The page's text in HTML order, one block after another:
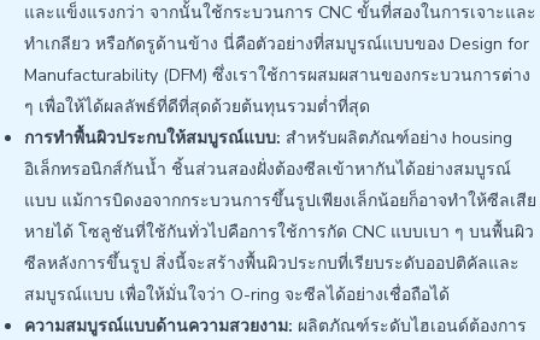
และแข็งแรงกว่า จากนั้นใช้กระบวนการ CNC ขั้นที่สองในการเจาะและ
ทำเกลียว หรือกัดรูด้านข้าง นี่คือตัวอย่างที่สมบูรณ์แบบของ Design for
Manufacturability (DFM) ซึ่งเราใช้การผสมผสานของกระบวนการต่าง
ๆ เพื่อให้ได้ผลลัพธ์ที่ดีที่สุดด้วยต้นทุนรวมต่ำที่สุด
การทำพื้นผิวประกบให้สมบูรณ์แบบ: สำหรับผลิตภัณฑ์อย่าง housing
อิเล็กทรอนิกส์กันน้ำ ชิ้นส่วนสองฝั่งต้องซีลเข้าหากันได้อย่างสมบูรณ์
แบบ แม้การบิดงอจากกระบวนการขึ้นรูปเพียงเล็กน้อยก็อาจทำให้ซีลเสีย
หายได้ โซลูชันที่ใช้กันทั่วไปคือการใช้การกัด CNC แบบเบา ๆ บนพื้นผิว
ซีลหลังการขึ้นรูป สิ่งนี้จะสร้างพื้นผิวประกบที่เรียบระดับออปติคัลและ
สมบูรณ์แบบ เพื่อให้มั่นใจว่า O-ring จะซีลได้อย่างเชื่อถือได้
ความสมบูรณ์แบบด้านความสวยงาม: ผลิตภัณฑ์ระดับไฮเอนด์ต้องการ